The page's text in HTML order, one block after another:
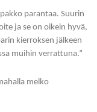
parantaa. Suurin
ja se on oikein hyvä,
kierroksen jälkeen
muihin verrattuna.”
melko